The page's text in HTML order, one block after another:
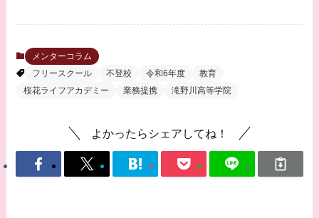
メンターコラム
フリースクール
不登校 令和6年度
教育
桜花ライフアカデミー
業務提携 滝野川高等学院
よかったらシェアしてね！